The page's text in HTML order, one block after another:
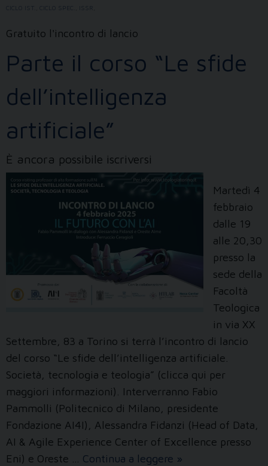
CICLO IST.
Gratuito l'incontro di lancio
Parte il corso “Le sfide
dell’intelligenza
artificiale”
È ancora possibile iscriversi
Martedì 4
febbraio
dalle 19
alle 20,30
presso la
sede della
Facoltà
Teologica
in via XX
Settembre, 83 a Torino si terrà l’incontro di lancio
del corso “Le sfide dell’intelligenza artificiale.
Società, tecnologia e teologia” (clicca qui per
maggiori informazioni). Interverranno Fabio
Pammolli (Politecnico di Milano, presidente
Fondazione AI4I), Alessandra Fidanzi (Head of Data,
AI & Agile Experience Center of Excellence presso
Eni) e Oreste … Continua a leggere Parte
»